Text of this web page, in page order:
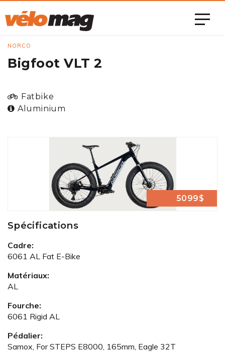
NORCO
Bigfoot VLT 2
Fatbike
Aluminium
5099$
Spécifications
Cadre:
6061 AL Fat E-Bike
Matériaux:
AL
Fourche:
6061 Rigid AL
Pédalier:
Samox, For STEPS E8000, 165mm, Eagle 32T